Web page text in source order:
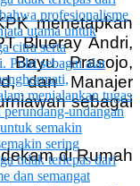
menetapkan
Blueray Andri,
Bayu Prasojo,
dan Manajer
sebagai
di Rumah